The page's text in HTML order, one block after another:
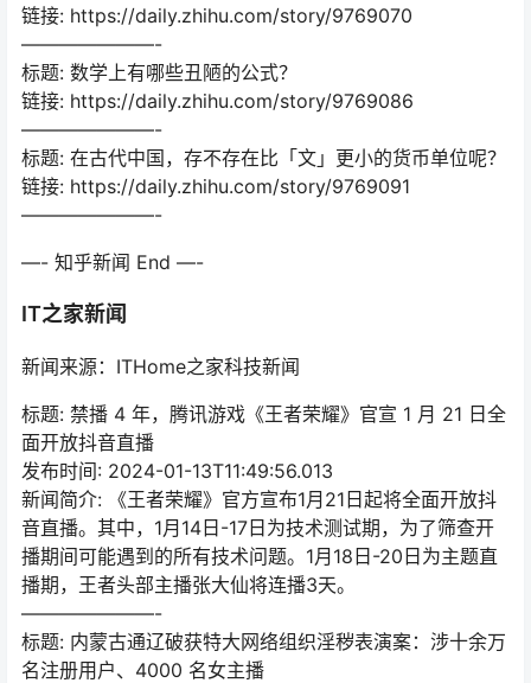
链接: https://daily.zhihu.com/story/9769070
———————-
标题: 数学上有哪些丑陋的公式？
链接: https://daily.zhihu.com/story/9769086
———————-
标题: 在古代中国，存不存在比「文」更小的货币单位呢？
链接: https://daily.zhihu.com/story/9769091
———————-
—- 知乎新闻 End —-
IT之家新闻
新闻来源：ITHome之家科技新闻
标题: 禁播 4 年，腾讯游戏《王者荣耀》官宣 1 月 21 日全
面开放抖音直播
发布时间: 2024-01-13T11:49:56.013
新闻简介: 《王者荣耀》官方宣布1月21日起将全面开放抖
音直播。其中，1月14日-17日为技术测试期，为了筛查开
播期间可能遇到的所有技术问题。1月18日-20日为主题直
播期，王者头部主播张大仙将连播3天。
———————-
标题: 内蒙古通辽破获特大网络组织淫秽表演案：涉十余万
名注册用户、4000 名女主播